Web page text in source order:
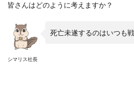
皆さんはどのように考えますか？
シマリス社長
死亡未遂するのはいつも